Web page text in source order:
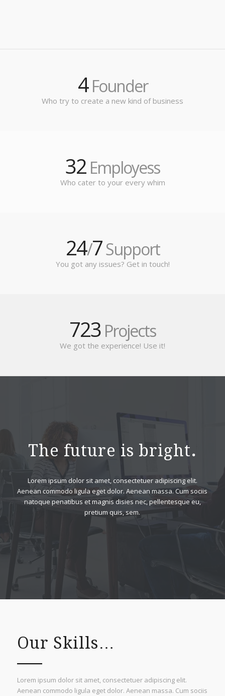
4Founder
Who try to create a new kind of business
32 Employess
Who cater to your every whim
24/7Support
You got any issues? Get in touch!
723 Projects
We got the experience! Use it!
The future is bright.
Lorem ipsum dolor sit amet, consectetuer adipiscing elit.
Aenean commodo ligula eget dolor. Aenean massa. Cum sociis
natoque penatibus et magnis disies nec, pellentesque eu,
pretium quis, sem.
Our Skills…
Lorem ipsum dolor sit amet, consectetuer adipiscing elit.
Aenean commodo ligula eget dolor. Aenean massa. Cum sociis